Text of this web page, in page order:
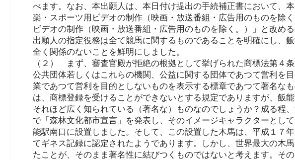
べます。なお、本出願人は、本日付け提出の手続補正書において、
楽・スポーツ用ビデオの制作（映画・放送番組・広告用のものを除
ビデオの制作（映画・放送番組・広告用のものを除く。）」と改め
出願人の指定役務は全て競馬に関するものであることを明確にし、
全く関係のないことを鮮明にしました。
（２） まず、審査官殿が拒絶の根拠として挙げられた商標法第４
公共団体若しくはこれらの機関、公益に関する団体であつて営利を
業であつて営利を目的としないものを表示する標章であつて著名な
は、商標登録を受けることができないとする規定でありますが、飯
それほど広く知られている（著名な）ものなのでしょうか？成る程
で「森林文化都市宣言」を発表し、そのイメージキャラクターとし
能駅南口に設置しました。そして、この設置した木馬は、平成１７
てギネス記録に認定されたようであります。しかし、世界最大の木
たことが、そのまま著名性に結びつくものではないと考えます。そ